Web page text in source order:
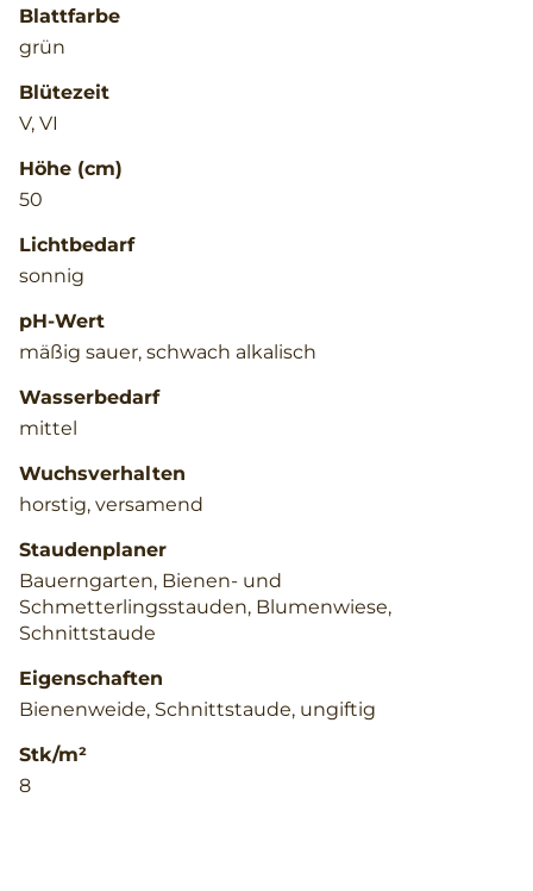
Blattfarbe
grün
Blütezeit
V, VI
Höhe (cm)
50
Lichtbedarf
sonnig
pH-Wert
mäßig sauer, schwach alkalisch
Wasserbedarf
mittel
Wuchsverhalten
horstig, versamend
Staudenplaner
Bauerngarten, Bienen- und
Schmetterlingsstauden, Blumenwiese,
Schnittstaude
Eigenschaften
Bienenweide, Schnittstaude, ungiftig
Stk/m²
8